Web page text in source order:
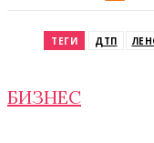
ТЕГИ ДТП
БИЗНЕС